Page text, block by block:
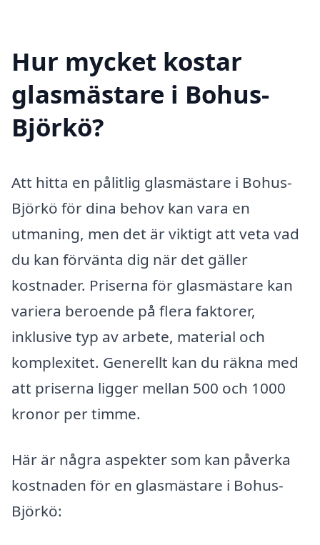
Hur mycket kostar
glasmästare i Bohus-
Björkö?
Att hitta en pålitlig glasmästare i Bohus-
Björkö för dina behov kan vara en
utmaning, men det är viktigt att veta vad
du kan förvänta dig när det gäller
kostnader. Priserna för glasmästare kan
variera beroende på flera faktorer,
inklusive typ av arbete, material och
komplexitet. Generellt kan du räkna med
att priserna ligger mellan 500 och 1000
kronor per timme.
Här är några aspekter som kan påverka
kostnaden för en glasmästare i Bohus-
Björkö: